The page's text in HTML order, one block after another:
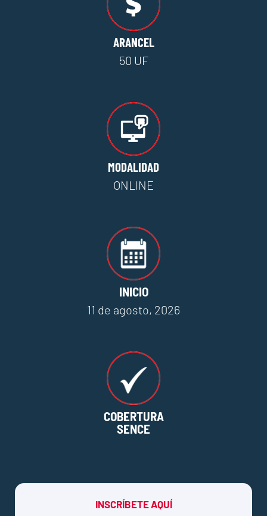
ARANCEL
50 UF
MODALIDAD
ONLINE
INICIO
11 de agosto, 2026
COBERTURA
SENCE
INSCRÍBETE AQUÍ